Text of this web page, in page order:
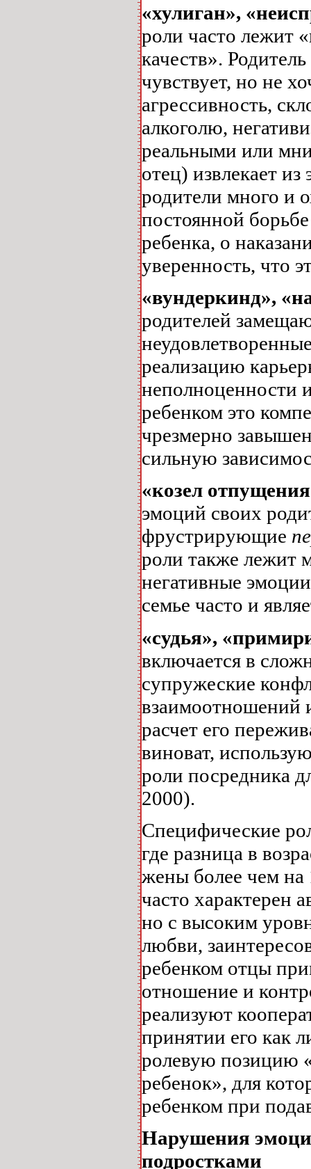
«хулиган»,
роли часто лежит
качеств».
чувствует, но не
агрессивность,
алкоголю,
реальными или
отец) извлекает
родители много и
постоянной
ребенка, о
уверенность, что
«вундеркинд»,
родителей
реализацию
неполноценности
ребенком это
чрезмерно
сильную
«козел
эмоций своих
фрустрирующие
роли также лежит
негативные
семье часто и
«судья»,
включается в
супружеские
взаимоотношений
расчет его
виноват,
роли посредника
2000).
Специфические
где разница в
жены более чем
часто характерен
но с высоким
любви,
ребенком отцы
отношение и
реализуют
принятии его как
ролевую позицию
ребенок», для
ребенком при
Нарушения
подростками